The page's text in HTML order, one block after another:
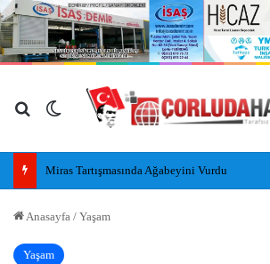
Arama yap ...
Dış görünümü değiştir
RODOST Derneği’nden Çorlu Kaymakamı
Anasayfa / Yaşam
Yaşam